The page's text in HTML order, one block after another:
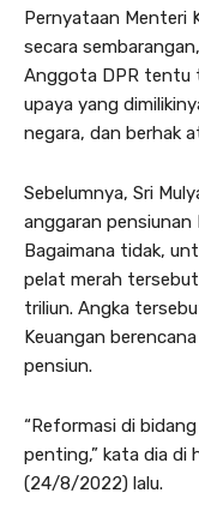
Pernyataan Menteri
secara
Anggota DPR tentu
upaya yang
negara, dan berhak
Sebelumnya, Sri
anggaran pensiunan
Bagaimana tidak,
pelat merah
triliun. Angka
Keuangan
pensiun.
“Reformasi di
penting,” kata dia di
(24/8/2022) lalu.